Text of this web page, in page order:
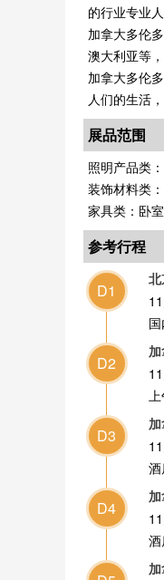
的行业专业
加拿大多伦
澳大利亚等
加拿大多伦
人们的生活
展品范围
照明产品类
装饰材料类
家具类：卧
参考行程
D1
D2
D3
D4